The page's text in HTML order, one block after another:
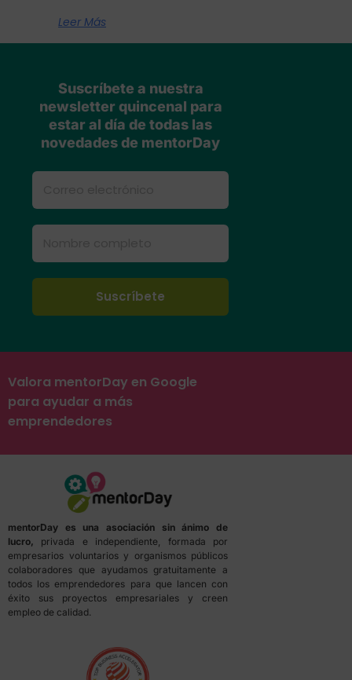
Leer Más
Suscríbete a nuestra
newsletter quincenal para
estar al día de todas las
novedades de mentorDay
Valora mentorDay en Google
para ayudar a más
emprendedores
mentorDay es una asociación sin ánimo de
lucro, privada e independiente, formada por
empresarios voluntarios y organismos públicos
colaboradores que ayudamos gratuitamente a
todos los emprendedores para que lancen con
éxito sus proyectos empresariales y creen
empleo de calidad.